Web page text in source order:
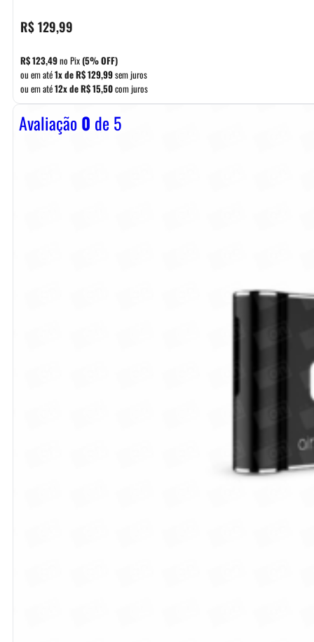
R$129,99
R$123,49no Pix(5% OFF)
ou em até1x deR$129,99sem juros
ou em até12x deR$15,50com juros
Avaliação0 de 5